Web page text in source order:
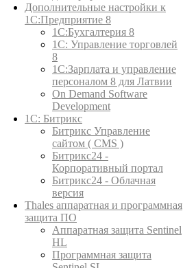
Дополнительные настройки к
1С:Предприятие 8
1С:Бухгалтерия 8
1C: Управление торговлей
8
1С:Зарплата и управление
персоналом 8 для Латвии
On Demand Software
Development
1С: Битрикс
Битрикс Управление
сайтом ( CMS )
Битрикс24 -
Корпоративный портал
Битрикс24 - Облачная
версия
Thales аппаратная и программная
защита ПО
Аппаратная защита Sentinel
HL
Программная защита